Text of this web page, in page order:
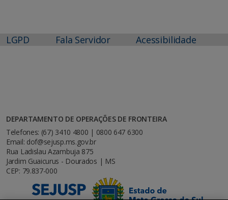
LGPD Fala Servidor Acessibilidade
DEPARTAMENTO DE OPERAÇÕES DE FRONTEIRA
Telefones: (67) 3410 4800 | 0800 647 6300
Email: dof@sejusp.ms.gov.br
Rua Ladislau Azambuja 875
Jardim Guaicurus - Dourados | MS
CEP: 79.837-000